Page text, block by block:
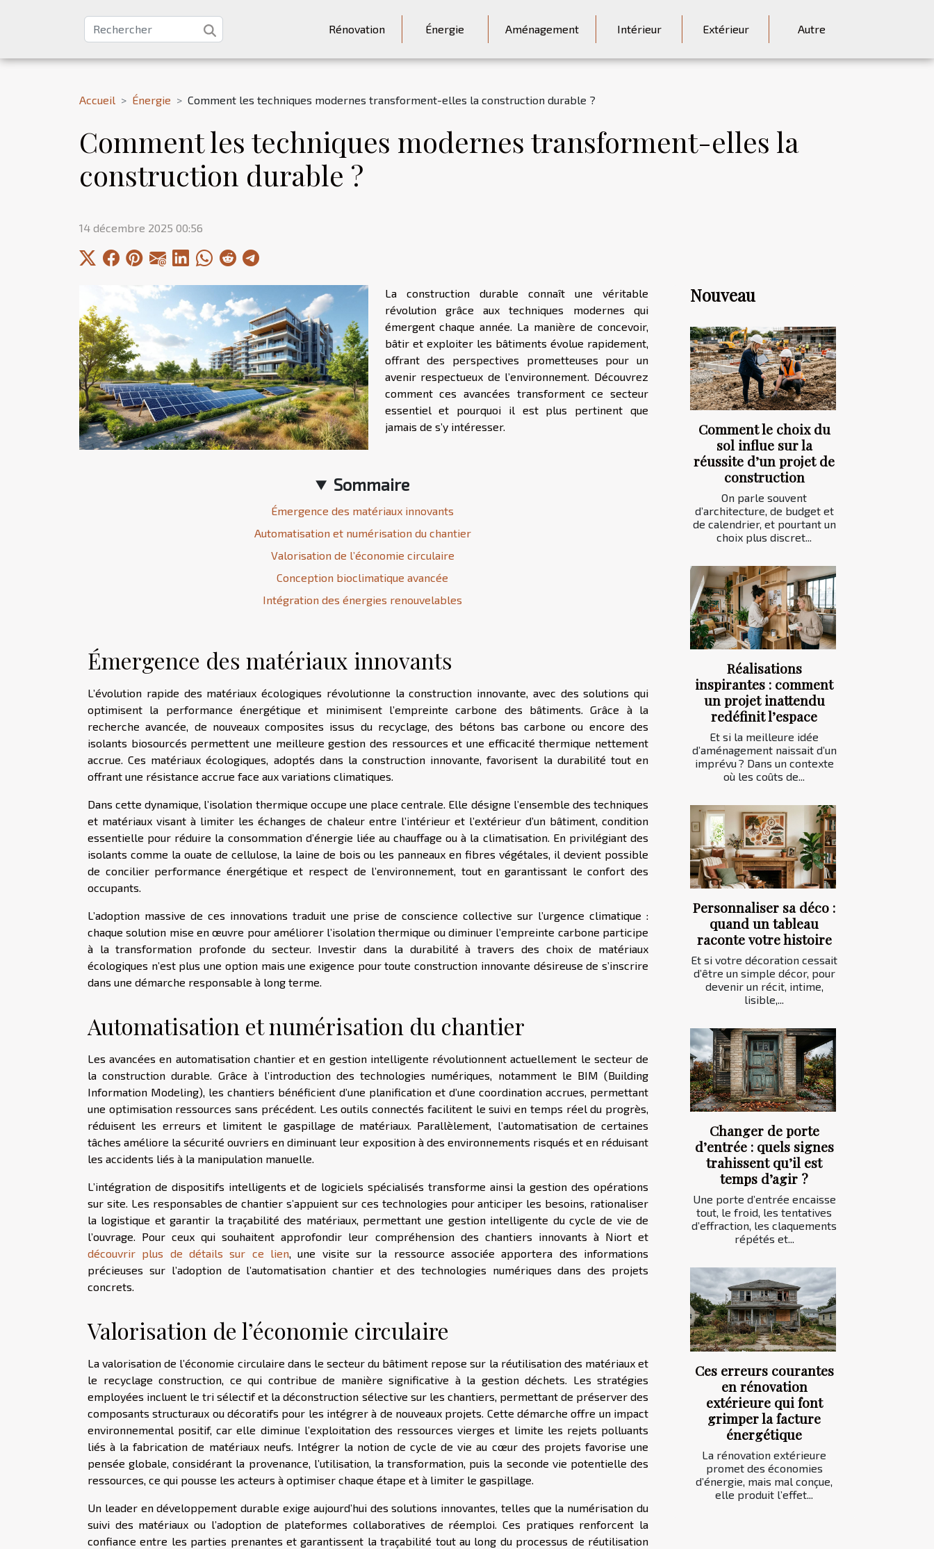
Rénovation Énergie Aménagement Intérieur Extérieur Autre
Accueil Énergie Comment les techniques modernes transforment-elles la construction durable ?
Comment les techniques modernes transforment-elles la
construction durable ?
14 décembre 2025 00:56
Sommaire
Émergence des matériaux innovants
Automatisation et numérisation du chantier
Valorisation de l’économie circulaire
Conception bioclimatique avancée
Intégration des énergies renouvelables
La construction durable connaît une véritable
révolution grâce aux techniques modernes qui
émergent chaque année. La manière de concevoir,
bâtir et exploiter les bâtiments évolue rapidement,
offrant des perspectives prometteuses pour un
avenir respectueux de l’environnement. Découvrez
comment ces avancées transforment ce secteur
essentiel et pourquoi il est plus pertinent que
jamais de s’y intéresser.
Émergence des matériaux innovants
L’évolution rapide des matériaux écologiques révolutionne la construction innovante, avec des solutions qui
optimisent la performance énergétique et minimisent l’empreinte carbone des bâtiments. Grâce à la
recherche avancée, de nouveaux composites issus du recyclage, des bétons bas carbone ou encore des
isolants biosourcés permettent une meilleure gestion des ressources et une efficacité thermique nettement
accrue. Ces matériaux écologiques, adoptés dans la construction innovante, favorisent la durabilité tout en
offrant une résistance accrue face aux variations climatiques.
Dans cette dynamique, l’isolation thermique occupe une place centrale. Elle désigne l’ensemble des techniques
et matériaux visant à limiter les échanges de chaleur entre l’intérieur et l’extérieur d’un bâtiment, condition
essentielle pour réduire la consommation d’énergie liée au chauffage ou à la climatisation. En privilégiant des
isolants comme la ouate de cellulose, la laine de bois ou les panneaux en fibres végétales, il devient possible
de concilier performance énergétique et respect de l’environnement, tout en garantissant le confort des
occupants.
L’adoption massive de ces innovations traduit une prise de conscience collective sur l’urgence climatique :
chaque solution mise en œuvre pour améliorer l’isolation thermique ou diminuer l’empreinte carbone participe
à la transformation profonde du secteur. Investir dans la durabilité à travers des choix de matériaux
écologiques n’est plus une option mais une exigence pour toute construction innovante désireuse de s’inscrire
dans une démarche responsable à long terme.
Automatisation et numérisation du chantier
Les avancées en automatisation chantier et en gestion intelligente révolutionnent actuellement le secteur de
la construction durable. Grâce à l’introduction des technologies numériques, notamment le BIM (Building
Information Modeling), les chantiers bénéficient d’une planification et d’une coordination accrues, permettant
une optimisation ressources sans précédent. Les outils connectés facilitent le suivi en temps réel du progrès,
réduisent les erreurs et limitent le gaspillage de matériaux. Parallèlement, l’automatisation de certaines
tâches améliore la sécurité ouvriers en diminuant leur exposition à des environnements risqués et en réduisant
les accidents liés à la manipulation manuelle.
L’intégration de dispositifs intelligents et de logiciels spécialisés transforme ainsi la gestion des opérations
sur site. Les responsables de chantier s’appuient sur ces technologies pour anticiper les besoins, rationaliser
la logistique et garantir la traçabilité des matériaux, permettant une gestion intelligente du cycle de vie de
l’ouvrage. Pour ceux qui souhaitent approfondir leur compréhension des chantiers innovants à Niort et
découvrir plus de détails sur ce lien, une visite sur la ressource associée apportera des informations
précieuses sur l’adoption de l’automatisation chantier et des technologies numériques dans des projets
concrets.
Valorisation de l’économie circulaire
La valorisation de l’économie circulaire dans le secteur du bâtiment repose sur la réutilisation des matériaux et
le recyclage construction, ce qui contribue de manière significative à la gestion déchets. Les stratégies
employées incluent le tri sélectif et la déconstruction sélective sur les chantiers, permettant de préserver des
composants structuraux ou décoratifs pour les intégrer à de nouveaux projets. Cette démarche offre un impact
environnemental positif, car elle diminue l’exploitation des ressources vierges et limite les rejets polluants
liés à la fabrication de matériaux neufs. Intégrer la notion de cycle de vie au cœur des projets favorise une
pensée globale, considérant la provenance, l’utilisation, la transformation, puis la seconde vie potentielle des
ressources, ce qui pousse les acteurs à optimiser chaque étape et à limiter le gaspillage.
Un leader en développement durable exige aujourd’hui des solutions innovantes, telles que la numérisation du
suivi des matériaux ou l’adoption de plateformes collaboratives de réemploi. Ces pratiques renforcent la
confiance entre les parties prenantes et garantissent la traçabilité tout au long du processus de réutilisation
Nouveau
Comment le choix du
sol influe sur la
réussite d’un projet de
construction
On parle souvent
d’architecture, de budget et
de calendrier, et pourtant un
choix plus discret...
Réalisations
inspirantes : comment
un projet inattendu
redéfinit l’espace
Et si la meilleure idée
d’aménagement naissait d’un
imprévu ? Dans un contexte
où les coûts de...
Personnaliser sa déco :
quand un tableau
raconte votre histoire
Et si votre décoration cessait
d’être un simple décor, pour
devenir un récit, intime,
lisible,...
Changer de porte
d’entrée : quels signes
trahissent qu’il est
temps d’agir ?
Une porte d’entrée encaisse
tout, le froid, les tentatives
d’effraction, les claquements
répétés et...
Ces erreurs courantes
en rénovation
extérieure qui font
grimper la facture
énergétique
La rénovation extérieure
promet des économies
d’énergie, mais mal conçue,
elle produit l’effet...